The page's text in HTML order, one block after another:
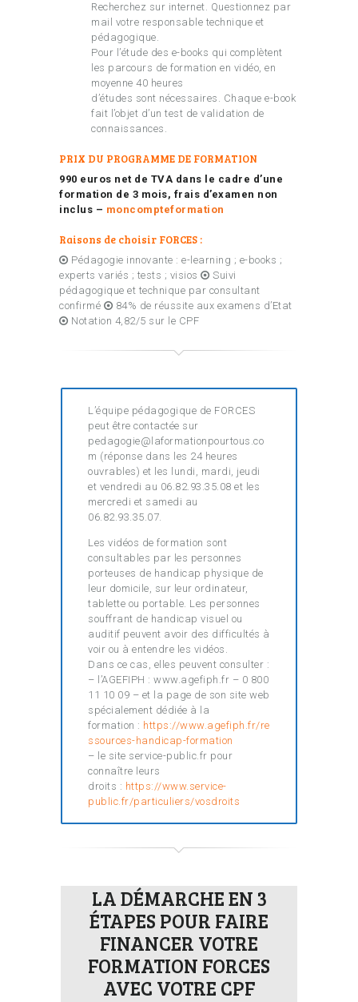
Recherchez sur internet. Questionnez par
mail votre responsable technique et
pédagogique.
Pour l’étude des e-books qui complètent
les parcours de formation en vidéo, en
moyenne 40 heures
d’études sont nécessaires. Chaque e-book
fait l’objet d’un test de validation de
connaissances.
PRIX DU PROGRAMME DE FORMATION
990 euros net de TVA dans le cadre d’une
formation de 3 mois, frais d’examen non
inclus – moncompteformation
Raisons de choisir FORCES :
Pédagogie innovante : e-learning ; e-books ;
experts variés ; tests ; visios
Suivi
pédagogique et technique par consultant
confirmé
84% de réussite aux examens d’Etat
Notation 4,82/5 sur le CPF
L’équipe pédagogique de FORCES
peut être contactée sur
pedagogie@laformationpourtous.co
m (réponse dans les 24 heures
ouvrables) et les lundi, mardi, jeudi
et vendredi au 06.82.93.35.08 et les
mercredi et samedi au
06.82.93.35.07.
Les vidéos de formation sont
consultables par les personnes
porteuses de handicap physique de
leur domicile, sur leur ordinateur,
tablette ou portable. Les personnes
souffrant de handicap visuel ou
auditif peuvent avoir des difficultés à
voir ou à entendre les vidéos.
Dans ce cas, elles peuvent consulter :
– l’AGEFIPH : www.agefiph.fr – 0 800
11 10 09 – et la page de son site web
spécialement dédiée à la
formation : https://www.agefiph.fr/re
ssources-handicap-formation
– le site service-public.fr pour
connaître leurs
droits : https://www.service-
public.fr/particuliers/vosdroits
LA DÉMARCHE EN 3
ÉTAPES POUR FAIRE
FINANCER VOTRE
FORMATION FORCES
AVEC VOTRE CPF